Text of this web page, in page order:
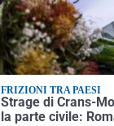
FRIZIONI TRA PAESI
Strage di Crans-
la parte civile: